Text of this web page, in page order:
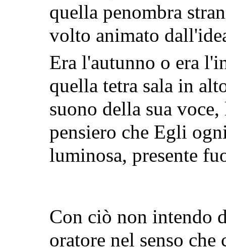
quella penombra
volto animato
Era l'autunno o era
quella tetra sala in
suono della sua
pensiero che Egli
luminosa, presente
Con ciò non intendo
oratore nel senso che